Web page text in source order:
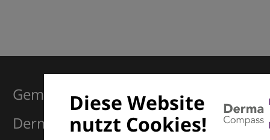
Diese Website
nutzt Cookies!
Gemeinsam für Exzellenz in der
Dermatologie